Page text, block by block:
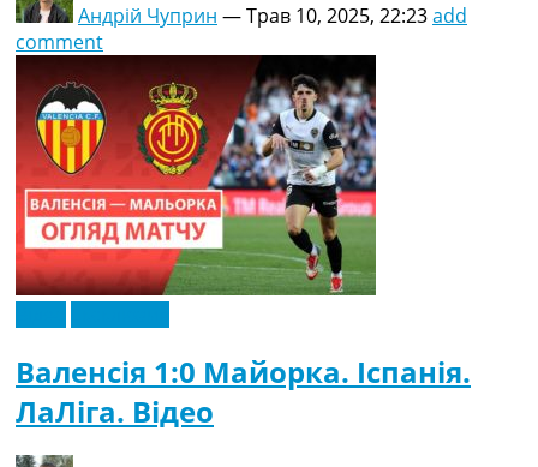
Андрій Чуприн —Трав 10, 2025, 22:23add
comment
Валенсія 1:0 Майорка. Іспанія.
ЛаЛіга. Відео